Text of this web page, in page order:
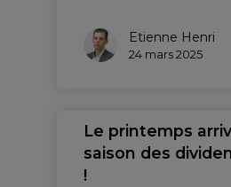
Etienne Henri
24 mars 2025
Le printemps
saison des
!